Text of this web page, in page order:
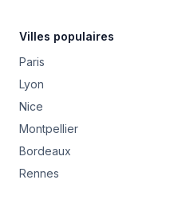
Villes populaires
Paris
Lyon
Nice
Montpellier
Bordeaux
Rennes